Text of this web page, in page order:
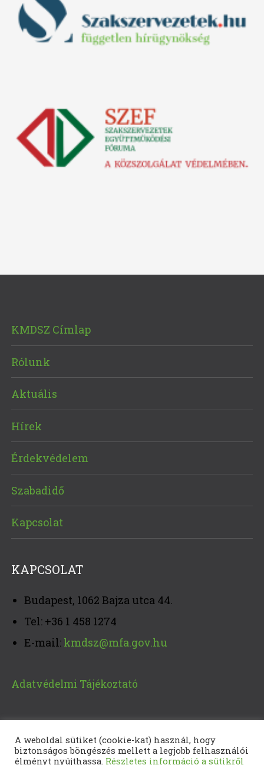
KMDSZ Címlap
Rólunk
Aktuális
Hírek
Érdekvédelem
Szabadidő
Kapcsolat
KAPCSOLAT
Budapest, 1062 Bajza utca 44.
Tel: +36 1 458 1274
E-mail: kmdsz@mfa.gov.hu
Adatvédelmi Tájékoztató
A weboldal sütiket (cookie-kat) használ, hogy
biztonságos böngészés mellett a legjobb felhasználói
élményt nyújthassa. Részletes információ a sütikről